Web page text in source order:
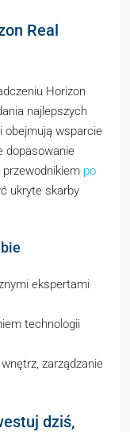
Real
Horizon
najlepszych
obejmują wsparcie
dopasowanie
po
ukryte skarby
ekspertami
technologii
zarządzanie
dziś,